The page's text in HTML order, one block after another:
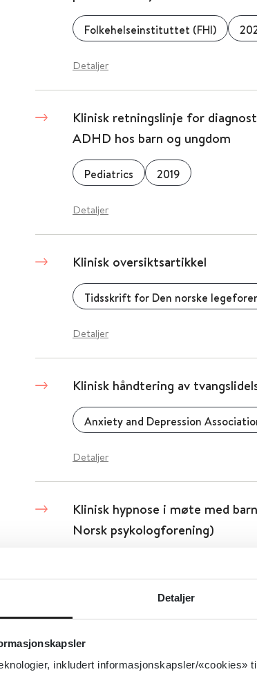
Detaljer
inkludert informasjonskapsler/«cookies»
Folkehelseinstituttet (FHI)
Detaljer
Klinisk retningslinje for
ADHD hos barn og ungdom
Pediatrics 2019
Detaljer
Klinisk oversiktsartikkel
Tidsskrift for Den norske
Detaljer
Klinisk håndtering av
Anxiety and Depression
Detaljer
Klinisk hypnose i møte med
Norsk psykologforening)
Klinisk helsepsykologi:
psykologprofesjonen